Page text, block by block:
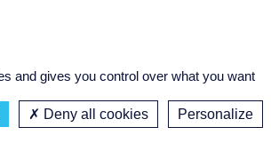
À propos
and gives you control over what you want
Deny all cookies
Personalize